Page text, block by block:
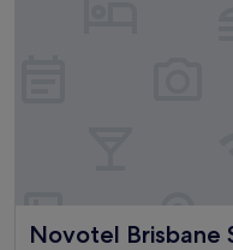
Novotel Brisbane
Novotel Brisbane